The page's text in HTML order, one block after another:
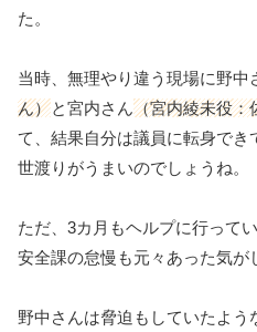
た。
当時、無理やり違う現場に野中
ん）と宮内さん（宮内綾未役：
て、結果自分は議員に転身でき
世渡りがうまいのでしょうね。
ただ、3カ月もヘルプに行って
安全課の怠慢も元々あった気が
野中さんは脅迫もしていたよう